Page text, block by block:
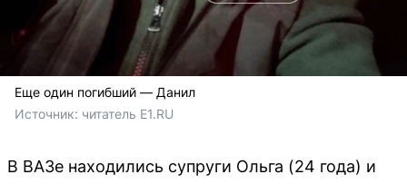
Еще один погибший — Данил
Источник: читатель Е1.RU
В ВАЗе находились супруги Ольга (24 года) и